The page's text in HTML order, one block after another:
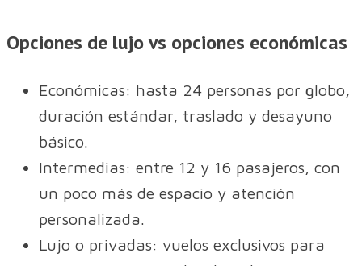
Opciones de lujo vs opciones económicas
Económicas: hasta 24 personas por globo,
duración estándar, traslado y desayuno
básico.
Intermedias: entre 12 y 16 pasajeros, con
un poco más de espacio y atención
personalizada.
Lujo o privadas: vuelos exclusivos para